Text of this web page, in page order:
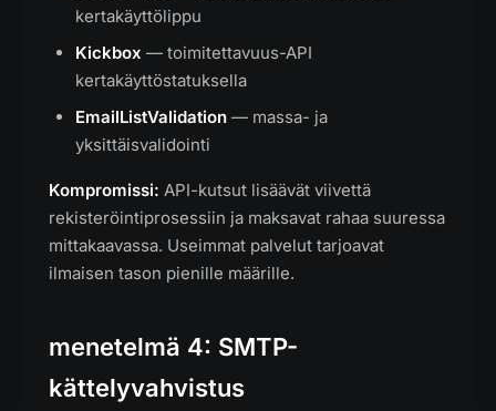
kertakäyttölippu
Kickbox — toimitettavuus-API
kertakäyttöstatuksella
EmailListValidation — massa- ja
yksittäisvalidointi
Kompromissi: API-kutsut lisäävät viivettä
rekisteröintiprosessiin ja maksavat rahaa suuressa
mittakaavassa. Useimmat palvelut tarjoavat
ilmaisen tason pienille määrille.
menetelmä 4: SMTP-
kättelyvahvistus